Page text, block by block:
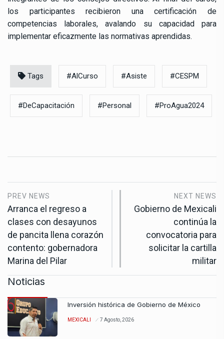
los participantes recibieron una certificación de
competencias laborales, avalando su capacidad para
implementar eficazmente las normativas aprendidas.
Tags #AlCurso #Asiste #CESPM
#DeCapacitación #Personal #ProAgua2024
PREV NEWS
Arranca el regreso a
clases con desayunos
de pancita llena corazón
contento: gobernadora
Marina del Pilar
NEXT NEWS
Gobierno de Mexicali
continúa la
convocatoria para
solicitar la cartilla
militar
Noticias
Inversión histórica de Gobierno de México
MEXICALI 7 Agosto, 2026